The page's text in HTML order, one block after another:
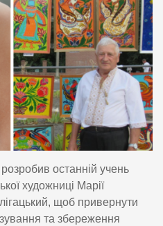
останній учень
художниці Марії
щоб привернути
та збереження